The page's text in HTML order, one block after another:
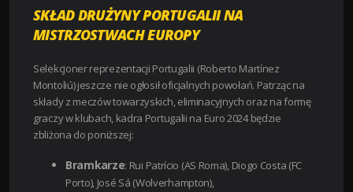
SKŁAD DRUŻYNY PORTUGALII NA
MISTRZOSTWACH EUROPY
Selekcjoner reprezentacji Portugalii (Roberto Martínez
Montoliú) jeszcze nie ogłosił oficjalnych powołań. Patrząc na
składy z meczów towarzyskich, eliminacyjnych oraz na formę
graczy w klubach, kadra Portugalii na Euro 2024 będzie
zbliżona do poniższej:
Bramkarze: Rui Patrício (AS Roma), Diogo Costa (FC
Porto), José Sá (Wolverhampton),